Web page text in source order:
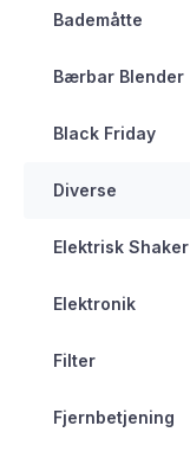
Bademåtte
Bærbar Blender
Black Friday
Diverse
Elektrisk Shaker
Elektronik
Filter
Fjernbetjening